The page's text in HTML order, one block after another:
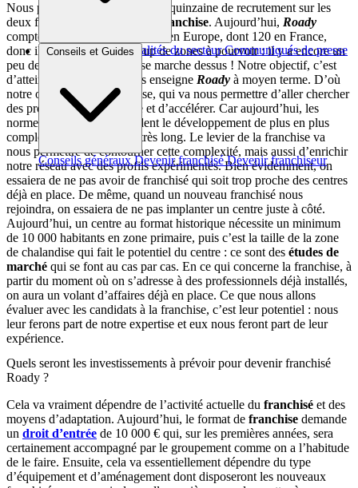
Brèves et actus Actualités du secteur Communiqués de presse
Conseils et Guides
Conseils généraux Devenir franchisé Devenir franchiseur
Nous prévoyons pour 2025 une quinzaine de recrutement sur les
deux formats :
franchise. Aujourd’hui, Roady
compte à peu près 150 adresses en Europe, dont 120 en France,
donc il reste encore beaucoup de zones à pourvoir : il y a encore un
peu de marge avant qu’on se marche dessus ! Notre objectif, c’est
d’atteindre 200 centres sous enseigne Roady à moyen terme. D’où
notre ouverture à la franchise, qui va nous permettre d’aller chercher
des professionnels en place et d’accélérer. Car aujourd’hui, les
normes d’urbanisation rendent le développement de plus en plus
complexe, avec des délais très long. Le levier de la franchise va
nous permettre de contourner cette complexité, mais aussi d’enrichir
notre réseau avec des profils expérimentés. Bien évidemment, on
essaiera de ne pas avoir de franchisé qui soit trop proche des centres
déjà en place. De même, quand un nouveau franchisé nous
rejoindra, on essaiera de ne pas implanter un centre juste à côté.
Aujourd’hui, un centre au format historique nécessite un minimum
de 10 000 habitants en zone primaire, puis c’est la taille de la zone
de chalandise qui fait le potentiel du centre : ce sont des études de
marché qui se font au cas par cas. En ce qui concerne la franchise, à
partir du moment où on s’adresse à des professionnels déjà installés,
on aura un volant d’affaires déjà en place. Ce que nous allons
évaluer avec les candidats à la franchise, c’est leur potentiel : nous
leur ferons part de notre expertise et eux nous feront part de leur
expérience.
Quels seront les investissements à prévoir pour devenir franchisé
Roady ?
Cela va vraiment dépendre de l’activité actuelle du franchisé et des
moyens d’adaptation. Aujourd’hui, le format de franchise demande
un droit d’entrée de 10 000 € qui, sur les premières années, sera
certainement accompagné par le groupement comme on a l’habitude
de le faire. Ensuite, cela va essentiellement dépendre du type
d’équipement et d’aménagement dont disposeront les nouveaux